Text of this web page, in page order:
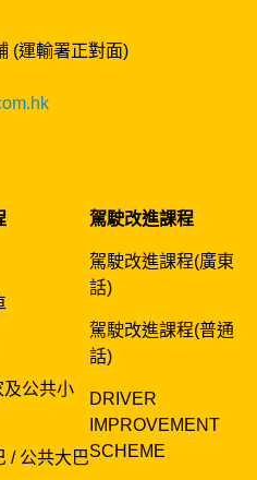
(運輸署正對面)
及公共小
/ 公共大巴
駕駛改進課程
駕駛改進課程(廣東
話)
駕駛改進課程(普通
話)
DRIVER
IMPROVEMENT
SCHEME